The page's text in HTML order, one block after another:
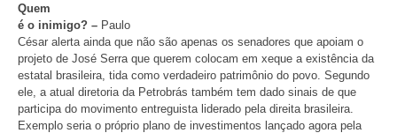
Quem
é o inimigo? – Paulo
César alerta ainda que não são apenas os senadores que apoiam o
projeto de José Serra que querem colocam em xeque a existência da
estatal brasileira, tida como verdadeiro patrimônio do povo. Segundo
ele, a atual diretoria da Petrobrás também tem dado sinais de que
participa do movimento entreguista liderado pela direita brasileira.
Exemplo seria o próprio plano de investimentos lançado agora pela